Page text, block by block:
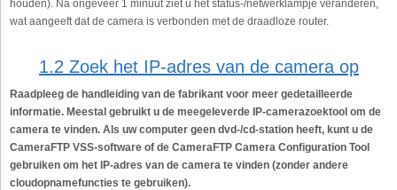
houden). Na ongeveer 1 minuut ziet u het status-/netwerklampje veranderen,
wat aangeeft dat de camera is verbonden met de draadloze router.
1.2 Zoek het IP-adres van de camera op
Raadpleeg de handleiding van de fabrikant voor meer gedetailleerde
informatie. Meestal gebruikt u de meegeleverde IP-camerazoektool om de
camera te vinden. Als uw computer geen dvd-/cd-station heeft, kunt u de
CameraFTP VSS-software of de CameraFTP Camera Configuration Tool
gebruiken om het IP-adres van de camera te vinden (zonder andere
cloudopnamefuncties te gebruiken).